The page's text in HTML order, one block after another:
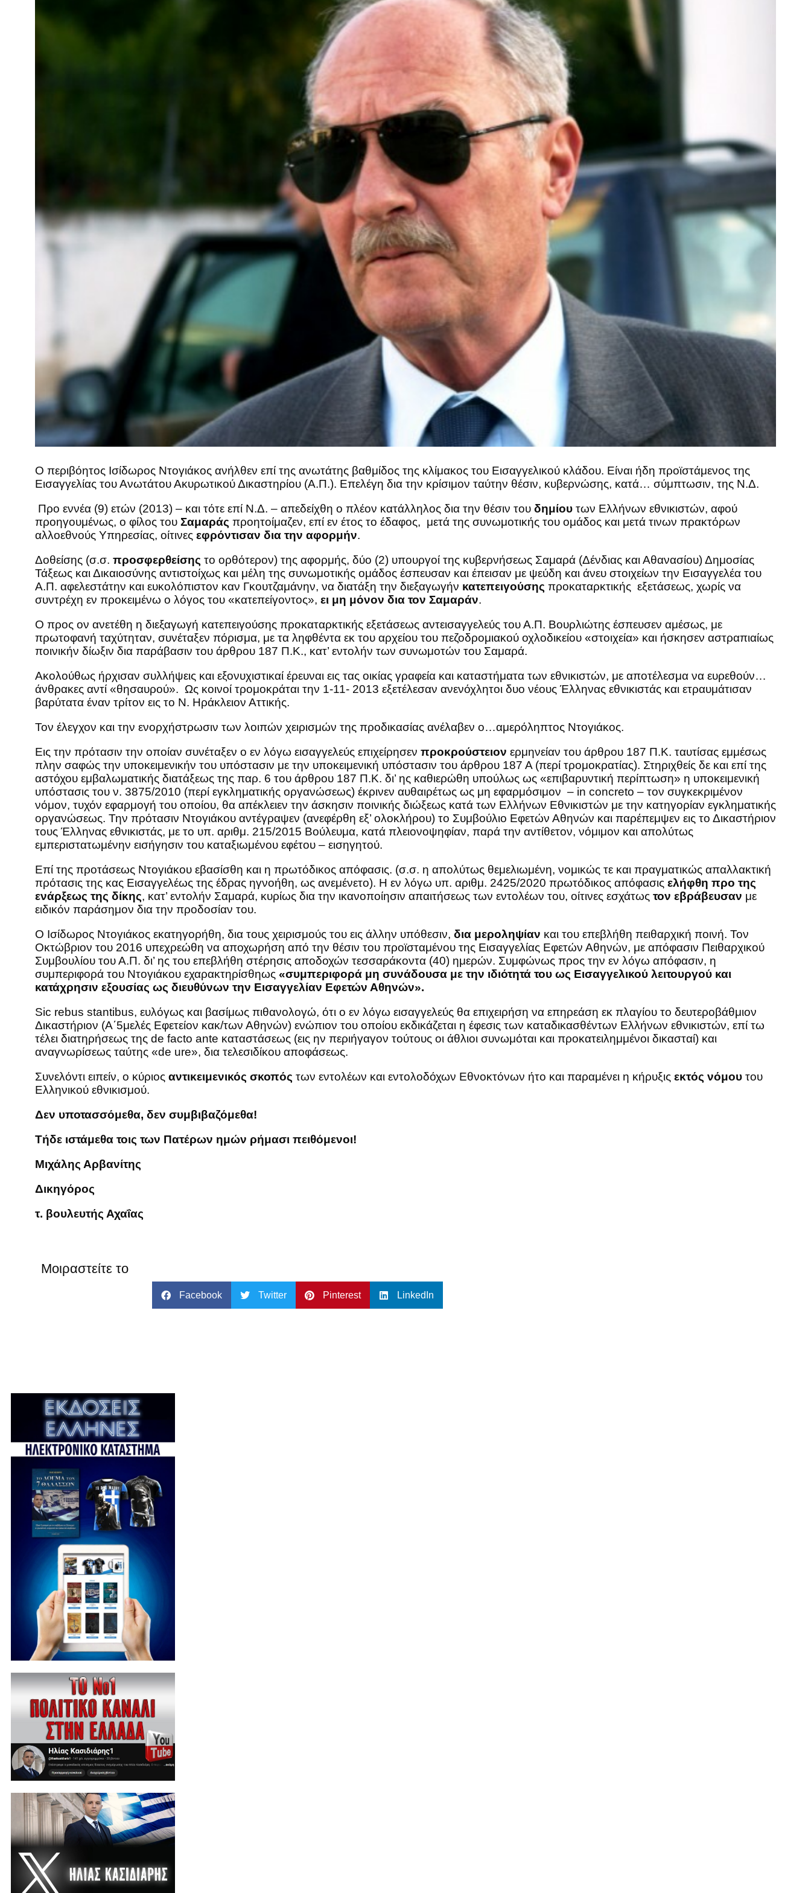
Ο περιβόητος Ισίδωρος Ντογιάκος ανήλθεν επί της ανωτάτης βαθμίδος της κλίμακος του Εισαγγελικού κλάδου. Είναι ήδη προϊστάμενος της
Εισαγγελίας του Ανωτάτου Ακυρωτικού Δικαστηρίου (Α.Π.). Επελέγη δια την κρίσιμον ταύτην θέσιν, κυβερνώσης, κατά… σύμπτωσιν, της Ν.Δ.
Προ εννέα (9) ετών (2013) – και τότε επί Ν.Δ. – απεδείχθη ο πλέον κατάλληλος δια την θέσιν του δημίου των Ελλήνων εθνικιστών, αφού
προηγουμένως, ο φίλος του Σαμαράς προητοίμαζεν, επί εν έτος το έδαφος, μετά της συνωμοτικής του ομάδος και μετά τινων πρακτόρων
αλλοεθνούς Υπηρεσίας, οίτινες εφρόντισαν δια την αφορμήν.
Δοθείσης (σ.σ. προσφερθείσης το ορθότερον) της αφορμής, δύο (2) υπουργοί της κυβερνήσεως Σαμαρά (Δένδιας και Αθανασίου) Δημοσίας
Τάξεως και Δικαιοσύνης αντιστοίχως και μέλη της συνωμοτικής ομάδος έσπευσαν και έπεισαν με ψεύδη και άνευ στοιχείων την Εισαγγελέα του
Α.Π. αφελεστάτην και ευκολόπιστον καν Γκουτζαμάνην, να διατάξη την διεξαγωγήν κατεπειγούσης προκαταρκτικής εξετάσεως, χωρίς να
συντρέχη εν προκειμένω ο λόγος του «κατεπείγοντος», ει μη μόνον δια τον Σαμαράν.
Ο προς ον ανετέθη η διεξαγωγή κατεπειγούσης προκαταρκτικής εξετάσεως αντεισαγγελεύς του Α.Π. Βουρλιώτης έσπευσεν αμέσως, με
πρωτοφανή ταχύτηταν, συνέταξεν πόρισμα, με τα ληφθέντα εκ του αρχείου του πεζοδρομιακού οχλοδικείου «στοιχεία» και ήσκησεν αστραπιαίως
ποινικήν δίωξιν δια παράβασιν του άρθρου 187 Π.Κ., κατ’ εντολήν των συνωμοτών του Σαμαρά.
Ακολούθως ήρχισαν συλλήψεις και εξονυχιστικαί έρευναι εις τας οικίας γραφεία και καταστήματα των εθνικιστών, με αποτέλεσμα να ευρεθούν…
άνθρακες αντί «θησαυρού». Ως κοινοί τρομοκράται την 1-11- 2013 εξετέλεσαν ανενόχλητοι δυο νέους Έλληνας εθνικιστάς και ετραυμάτισαν
βαρύτατα έναν τρίτον εις το Ν. Ηράκλειον Αττικής.
Τον έλεγχον και την ενορχήστρωσιν των λοιπών χειρισμών της προδικασίας ανέλαβεν ο…αμερόληπτος Ντογιάκος.
Εις την πρότασιν την οποίαν συνέταξεν ο εν λόγω εισαγγελεύς επιχείρησεν προκρούστειον ερμηνείαν του άρθρου 187 Π.Κ. ταυτίσας εμμέσως
πλην σαφώς την υποκειμενικήν του υπόστασιν με την υποκειμενική υπόστασιν του άρθρου 187 Α (περί τρομοκρατίας). Στηριχθείς δε και επί της
αστόχου εμβαλωματικής διατάξεως της παρ. 6 του άρθρου 187 Π.Κ. δι’ ης καθιερώθη υπούλως ως «επιβαρυντική περίπτωση» η υποκειμενική
υπόστασις του ν. 3875/2010 (περί εγκληματικής οργανώσεως) έκρινεν αυθαιρέτως ως μη εφαρμόσιμον – in concreto – τον συγκεκριμένον
νόμον, τυχόν εφαρμογή του οποίου, θα απέκλειεν την άσκησιν ποινικής διώξεως κατά των Ελλήνων Εθνικιστών με την κατηγορίαν εγκληματικής
οργανώσεως. Την πρότασιν Ντογιάκου αντέγραψεν (ανεφέρθη εξ’ ολοκλήρου) το Συμβούλιο Εφετών Αθηνών και παρέπεμψεν εις το Δικαστήριον
τους Έλληνας εθνικιστάς, με το υπ. αριθμ. 215/2015 Βούλευμα, κατά πλειονοψηφίαν, παρά την αντίθετον, νόμιμον και απολύτως
εμπεριστατωμένην εισήγησιν του καταξιωμένου εφέτου – εισηγητού.
Επί της προτάσεως Ντογιάκου εβασίσθη και η πρωτόδικος απόφασις. (σ.σ. η απολύτως θεμελιωμένη, νομικώς τε και πραγματικώς απαλλακτική
πρότασις της κας Εισαγγελέως της έδρας ηγνοήθη, ως ανεμένετο). Η εν λόγω υπ. αριθμ. 2425/2020 πρωτόδικος απόφασις ελήφθη προ της
ενάρξεως της δίκης, κατ’ εντολήν Σαμαρά, κυρίως δια την ικανοποίησιν απαιτήσεως των εντολέων του, οίτινες εσχάτως τον εβράβευσαν με
ειδικόν παράσημον δια την προδοσίαν του.
Ο Ισίδωρος Ντογιάκος εκατηγορήθη, δια τους χειρισμούς του εις άλλην υπόθεσιν, δια μεροληψίαν και του επεβλήθη πειθαρχική ποινή. Τον
Οκτώβριον του 2016 υπεχρεώθη να αποχωρήση από την θέσιν του προϊσταμένου της Εισαγγελίας Εφετών Αθηνών, με απόφασιν Πειθαρχικού
Συμβουλίου του Α.Π. δι’ ης του επεβλήθη στέρησις αποδοχών τεσσαράκοντα (40) ημερών. Συμφώνως προς την εν λόγω απόφασιν, η
συμπεριφορά του Ντογιάκου εχαρακτηρίσθηως «συμπεριφορά μη συνάδουσα με την ιδιότητά του ως Εισαγγελικού λειτουργού και
κατάχρησιν εξουσίας ως διευθύνων την Εισαγγελίαν Εφετών Αθηνών».
Sic rebus stantibus, ευλόγως και βασίμως πιθανολογώ, ότι ο εν λόγω εισαγγελεύς θα επιχειρήση να επηρεάση εκ πλαγίου το δευτεροβάθμιον
Δικαστήριον (Α΄5μελές Εφετείον κακ/των Αθηνών) ενώπιον του οποίου εκδικάζεται η έφεσις των καταδικασθέντων Ελλήνων εθνικιστών, επί τω
τέλει διατηρήσεως της de facto ante καταστάσεως (εις ην περιήγαγον τούτους οι άθλιοι συνωμόται και προκατειλημμένοι δικασταί) και
αναγνωρίσεως ταύτης «de ure», δια τελεσιδίκου αποφάσεως.
Συνελόντι ειπείν, ο κύριος αντικειμενικός σκοπός των εντολέων και εντολοδόχων Εθνοκτόνων ήτο και παραμένει η κήρυξις εκτός νόμου του
Ελληνικού εθνικισμού.
Δεν υποτασσόμεθα, δεν συμβιβαζόμεθα!
Τήδε ιστάμεθα τοις των Πατέρων ημών ρήμασι πειθόμενοι!
Μιχάλης Αρβανίτης
Δικηγόρος
τ. βουλευτής Αχαΐας
Μοιραστείτε το
Facebook Twitter Pinterest LinkedIn